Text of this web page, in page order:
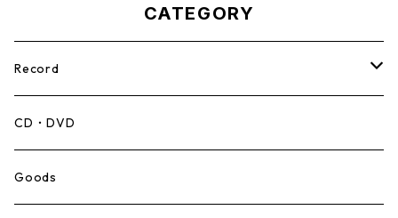
CATEGORY
Record
Mento,Calypso,Ballad
Ska
CD・DVD
Goods